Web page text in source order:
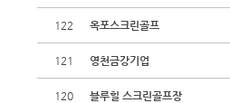
122 옥포스크린골프
121 영천금강기업
120 블루힐 스크린골프장